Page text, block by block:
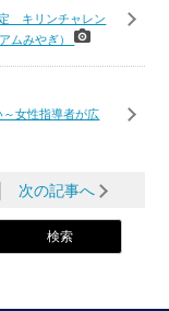
キリンチャレン
ムみやぎ）
～女性指導者が広
次の記事へ